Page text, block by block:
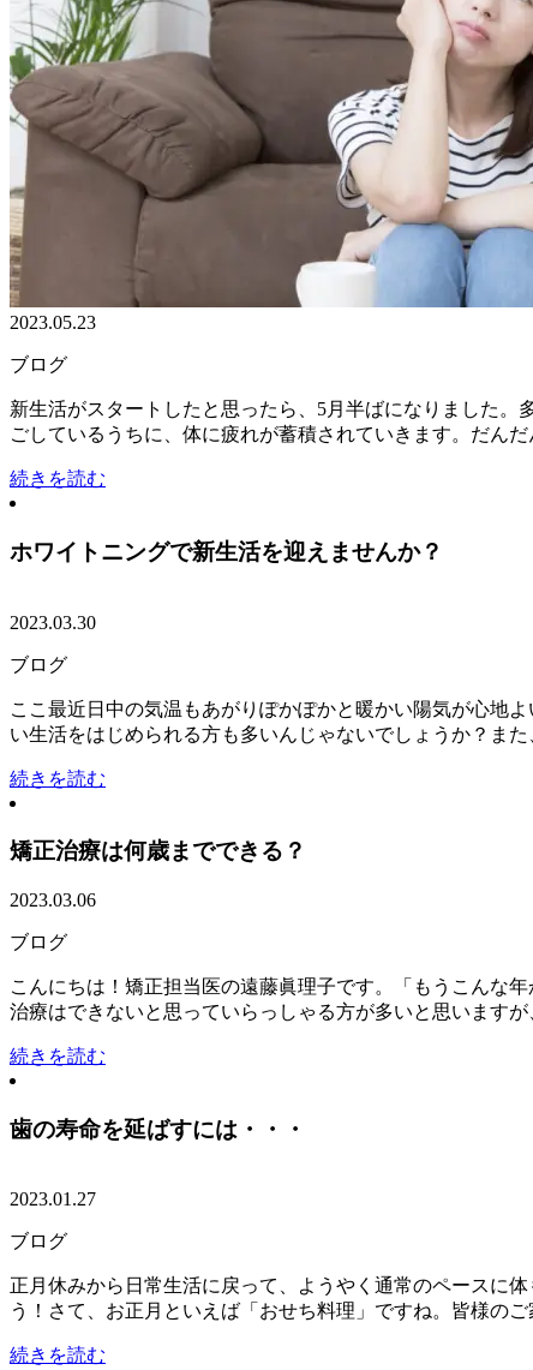
2023.05.23
ブログ
新生活がスタートしたと思ったら、5月半ばになりました
ごしているうちに、体に疲れが蓄積されていきます。だん
続きを読む
ホワイトニングで新生活を迎えませんか？
2023.03.30
ブログ
ここ最近日中の気温もあがりぽかぽかと暖かい陽気が心地
い生活をはじめられる方も多いんじゃないでしょうか？ま
続きを読む
矯正治療は何歳までできる？
2023.03.06
ブログ
こんにちは！矯正担当医の遠藤眞理子です。「もうこんな
治療はできないと思っていらっしゃる方が多いと思います
続きを読む
歯の寿命を延ばすには・・・
2023.01.27
ブログ
正月休みから日常生活に戻って、ようやく通常のペースに
う！さて、お正月といえば「おせち料理」ですね。皆様の
続きを読む